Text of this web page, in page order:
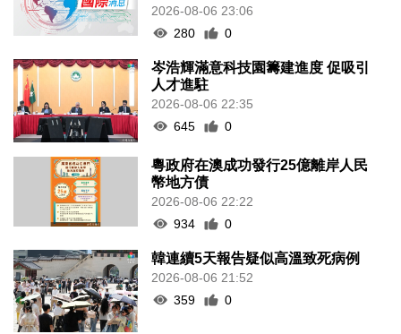
2026-08-06 23:06
280
0
岑浩輝滿意科技園籌建進度 促吸引
人才進駐
2026-08-06 22:35
645
0
粵政府在澳成功發行25億離岸人民
幣地方債
2026-08-06 22:22
934
0
韓連續5天報告疑似高溫致死病例
2026-08-06 21:52
359
0